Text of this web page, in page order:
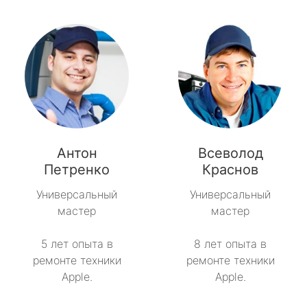
Антон
Петренко
Универсальный
мастер
5 лет опыта в
ремонте техники
Apple.
Всеволод
Краснов
Универсальный
мастер
8 лет опыта в
ремонте техники
Apple.